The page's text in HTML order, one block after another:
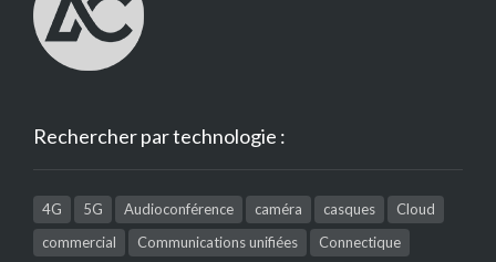
Rechercher par technologie :
4G 5G Audioconférence caméra casques
Cloud
commercial
Communications unifiées
Connectique